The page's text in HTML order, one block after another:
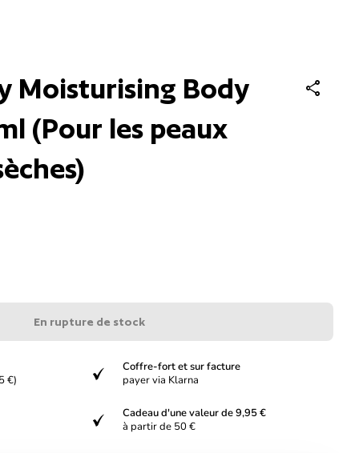
Moisturising Body
(Pour les peaux
share
En rupture de stock
€) verified
Coffre-fort et sur facture
payer via Klarna
verified
Cadeau d'une valeur de 9,95 €
à partir de 50 €